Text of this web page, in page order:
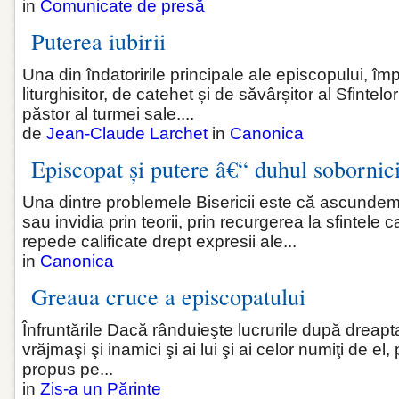
in Comunicate de presă
Puterea iubirii
Una din îndatoririle principale ale episcopului,
liturghisitor, de catehet și de săvârșitor al
păstor al turmei sale....
de Jean-Claude Larchet in Canonica
Episcopat și putere â€“ duhul
Una dintre problemele Bisericii este că
sau invidia prin teorii, prin recurgerea la sfintele
repede calificate drept expresii ale...
in Canonica
Greaua cruce a episcopatului
Înfruntările Dacă rânduieşte lucrurile după
vrăjmaşi şi inamici şi ai lui şi ai celor numiţi de el,
propus pe...
in Zis-a un Părinte